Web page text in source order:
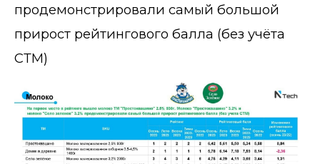
продемонстрировали самый большой
прирост рейтингового балла (без учёта
СТМ)